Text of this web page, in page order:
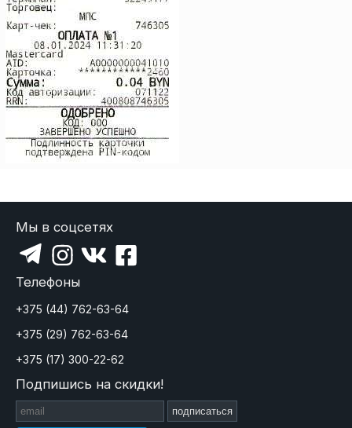
Мы в соцсетях
Телефоны
+375 (44) 762-63-64
+375 (29) 762-63-64
+375 (17) 300-22-62
Подпишись на скидки!
подписаться